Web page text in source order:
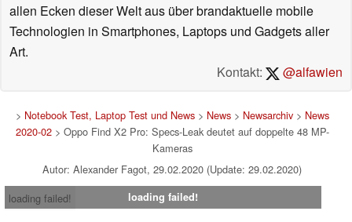
allen Ecken dieser Welt aus über brandaktuelle mobile
Technologien in Smartphones, Laptops und Gadgets aller
Art.
Kontakt:
@alfawien
> Notebook Test, Laptop Test und News> News> Newsarchiv> News
2020-02> Oppo Find X2 Pro: Specs-Leak deutet auf doppelte 48 MP-
Kameras
Autor: Alexander Fagot, 29.02.2020 (Update: 29.02.2020)
loading failed!
loading failed!